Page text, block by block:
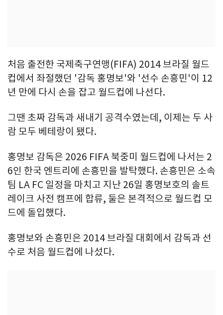
처음 출전한 국제축구연맹(FIFA) 2014 브라질 월드
컵에서 좌절했던 '감독 홍명보'와 '선수 손흥민'이 12
년 만에 다시 손을 잡고 월드컵에 나선다.
그땐 초짜 감독과 새내기 공격수였는데, 이제는 두 사
람 모두 베테랑이 됐다.
홍명보 감독은 2026 FIFA 북중미 월드컵에 나서는 2
6인 한국 엔트리에 손흥민을 발탁했다. 손흥민은 소속
팀 LA FC 일정을 마치고 지난 26일 홍명보호의 솔트
레이크 사전 캠프에 합류, 둘은 본격적으로 월드컵 모
드에 돌입했다.
홍명보와 손흥민은 2014 브라질 대회에서 감독과 선
수로 처음 월드컵에 나섰다.